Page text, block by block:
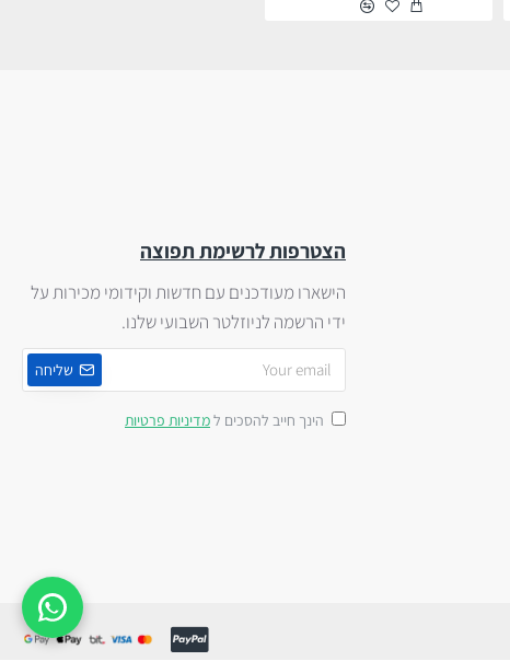
הצטרפות לרשימת תפוצה
הישארו מעודכנים עם חדשות וקידומי מכירות על
ידי הרשמה לניוזלטר השבועי שלנו.
שליחה
הינך חייב להסכים למדיניות פרטיות